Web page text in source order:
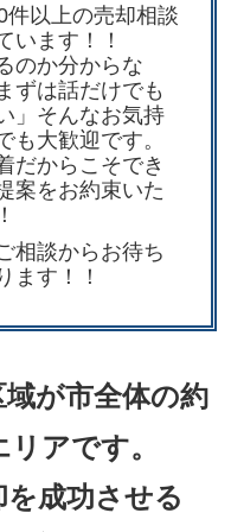
件以上の売却相談
います！！
のか分からな
ずは話だけでも
」そんなお気持
も大歓迎です。
だからこそでき
案をお約束いた
相談からお待ち
ます！！
が市全体の約
アです。
成功させる